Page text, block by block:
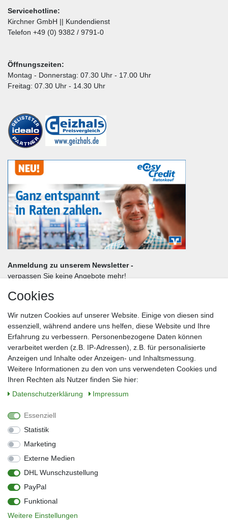
Servicehotline:
Kirchner GmbH || Kundendienst
Telefon +49 (0) 9382 / 9791-0
Öffnungszeiten:
Montag - Donnerstag: 07.30 Uhr - 17.00 Uhr
Freitag: 07.30 Uhr - 14.30 Uhr
Anmeldung zu unserem Newsletter -
verpassen Sie keine Angebote mehr!
Nachname*
E-Mail*
Sie können den Newsletter jederzeit kostenlos abbestellen.
** gilt für Lieferungen innerhalb Deutschlands, Lieferzeiten für andere Länder
entnehmen Sie bitte der Schaltfläche mit den Versandinformationen
Widerrufs­recht
Kontakt
Barrierefreiheitserklärung
Zahlung & Versand
Vertrag widerrufen
Cookies
Wir nutzen Cookies auf unserer Website. Einige von diesen sind
essenziell, während andere uns helfen, diese Website und Ihre
Erfahrung zu verbessern. Personenbezogene Daten können
verarbeitet werden (z.B. IP-Adressen), z.B. für personalisierte
Anzeigen und Inhalte oder Anzeigen- und Inhaltsmessung.
Weitere Informationen zu den von uns verwendeten Cookies und
Ihren Rechten als Nutzer finden Sie hier:
Daten­schutz­erklärung
Impressum
Essenziell
Statistik
Marketing
Externe Medien
DHL Wunschzustellung
PayPal
Funktional
Weitere Einstellungen